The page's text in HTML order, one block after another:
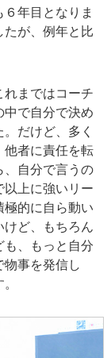
年目となりま
たが、例年と比
まではコーチ
中で自分で決め
だけど、多く
他者に責任を転
、自分で言うの
以上に強いリー
極的に自ら動い
けど、もちろん
も、もっと自分
事を発信し